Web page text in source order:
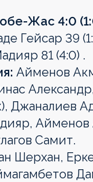
Жас 4:0
Гейсар 39
81 (4:0) .
Айменов
Джаналиев
Айменов
Самит.
Шерхан,